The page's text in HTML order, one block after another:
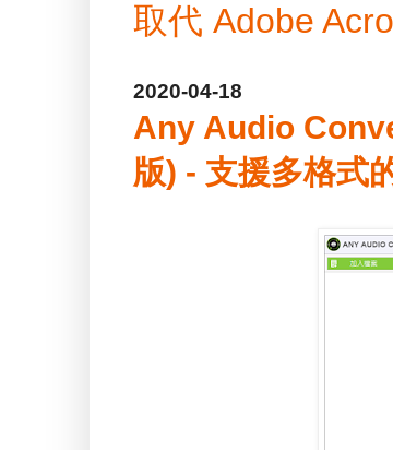
取代 Adobe
2020-04-18
Any Audio
版) - 支援多格式